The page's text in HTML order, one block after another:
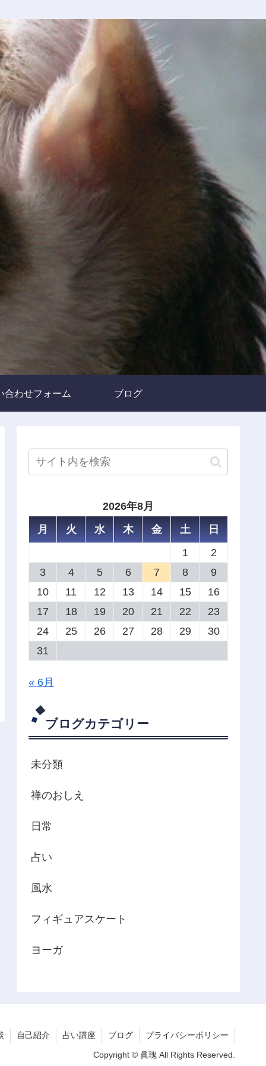
合わせフォーム ブログ
2026年8月
月
火 水 木 金 土
日
1
2
3
4 5 6 7 8
9
10
11 12 13 14 15
16
17
18 19 20 21 22
23
24
25 26 27 28 29
30
31
« 6月
ブログカテゴリー
未分類
禅のおしえ
日常
占い
風水
フィギュアスケート
ヨーガ
自己紹介 占い講座 ブログ プライバシーポリシー
Copyright © 眞瑰 All Rights Reserved.